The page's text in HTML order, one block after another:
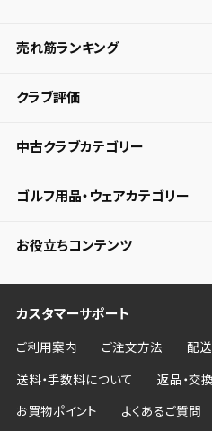
売れ筋ランキング
クラブ評価
中古クラブカテゴリー
ゴルフ用品・ウェアカテゴリー
お役立ちコンテンツ
カスタマーサポート
ご利用案内 ご注文方法 配
送料・手数料について 返品・交
お買物ポイント よくあるご質問